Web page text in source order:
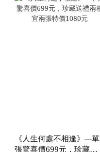
《人生何處不相逢》---單
張驚喜價699元，珍藏送